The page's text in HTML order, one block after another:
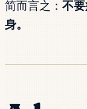
简而言之： 不
身。